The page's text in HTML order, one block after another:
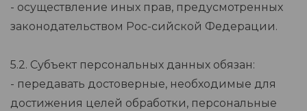
- осуществление иных прав, предусмотренных
законодательством Рос-сийской Федерации.
5.2. Субъект персональных данных обязан:
- передавать достоверные, необходимые для
достижения целей обработки, персональные